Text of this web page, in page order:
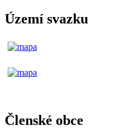
Území svazku
Členské obce